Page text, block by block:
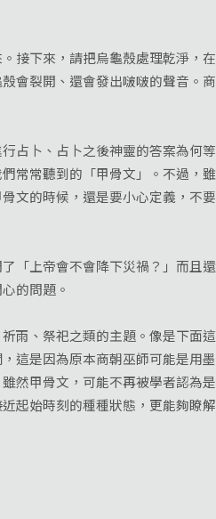
接下來，請把烏龜殼處理乾淨，在
會裂開、還會發出啵啵的聲音。商
占卜、占卜之後神靈的答案為何等
常常聽到的「甲骨文」。不過，雖
文的時候，還是要小心定義，不要
「上帝會不會降下災禍？」而且還
的問題。
雨、祭祀之類的主題。像是下面這
這是因為原本商朝巫師可能是用墨
然甲骨文，可能不再被學者認為是
起始時刻的種種狀態，更能夠瞭解